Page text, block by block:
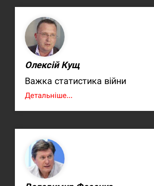
Олексій Кущ
Важка статистика війни
Детальніше...